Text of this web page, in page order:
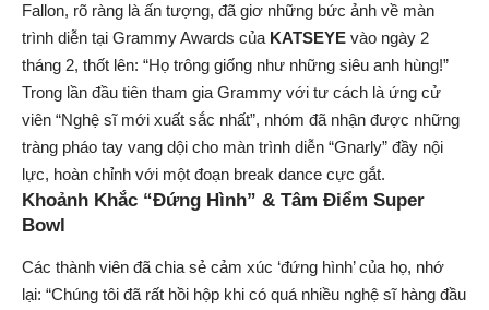
Fallon, rõ ràng là ấn tượng, đã giơ những bức ảnh về màn
trình diễn tại Grammy Awards của KATSEYE vào ngày 2
tháng 2, thốt lên: “Họ trông giống như những siêu anh hùng!”
Trong lần đầu tiên tham gia Grammy với tư cách là ứng cử
viên “Nghệ sĩ mới xuất sắc nhất”, nhóm đã nhận được những
tràng pháo tay vang dội cho màn trình diễn “Gnarly” đầy nội
lực, hoàn chỉnh với một đoạn break dance cực gắt.
Khoảnh Khắc “Đứng Hình” & Tâm Điểm Super
Bowl
Các thành viên đã chia sẻ cảm xúc ‘đứng hình’ của họ, nhớ
lại: “Chúng tôi đã rất hồi hộp khi có quá nhiều nghệ sĩ hàng đầu